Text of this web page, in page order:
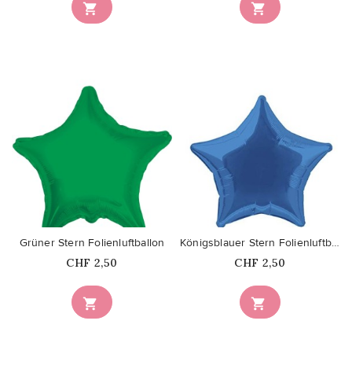
 

Grüner Stern Folienluftballon
Price
CHF 2,50

Königsblauer Stern Folienluftballon
Price
CHF 2,50